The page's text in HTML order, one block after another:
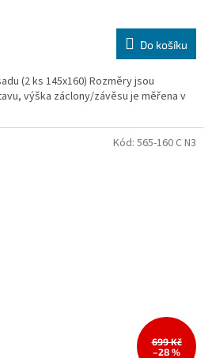
Do košíku
(2 ks 145x160) Rozměry jsou
výška záclony/závěsu je měřena v
699 Kč
–28 %
Kód: 565-160 C N3